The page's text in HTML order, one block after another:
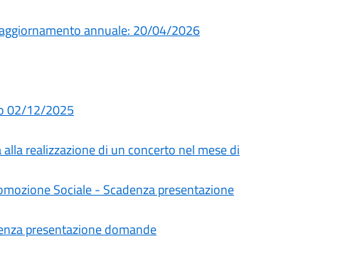
annuale: 20/04/2026
02/12/2025
realizzazione di un concerto nel mese di
Sociale - Scadenza presentazione
presentazione domande